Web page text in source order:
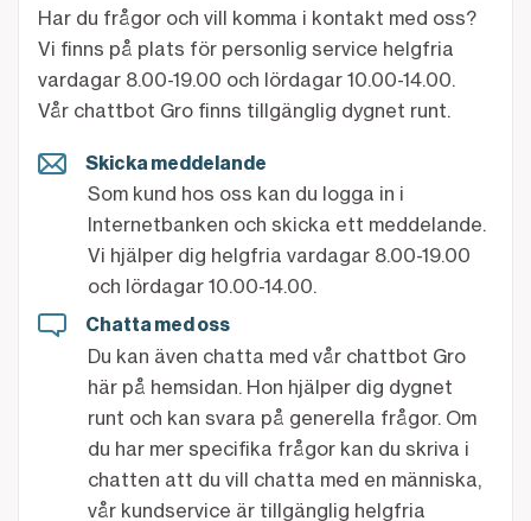
Har du frågor och vill komma i kontakt med oss?
Vi finns på plats för personlig service helgfria
vardagar 8.00-19.00 och lördagar 10.00-14.00.
Vår chattbot Gro finns tillgänglig dygnet runt.
Skicka meddelande
Som kund hos oss kan du logga in i
Internetbanken och skicka ett meddelande.
Vi hjälper dig helgfria vardagar 8.00-19.00
och lördagar 10.00-14.00.
Chatta med oss
Du kan även chatta med vår chattbot Gro
här på hemsidan. Hon hjälper dig dygnet
runt och kan svara på generella frågor. Om
du har mer specifika frågor kan du skriva i
chatten att du vill chatta med en människa,
vår kundservice är tillgänglig helgfria